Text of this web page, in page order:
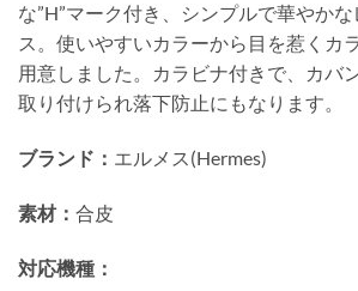
な”H”マーク付き、シンプルで華やか
ス。使いやすいカラーから目を惹くカ
用意しました。カラビナ付きで、カバ
取り付けられ落下防止にもなります。
ブランド： エルメス(Hermes)
素材： 合皮
対応機種：